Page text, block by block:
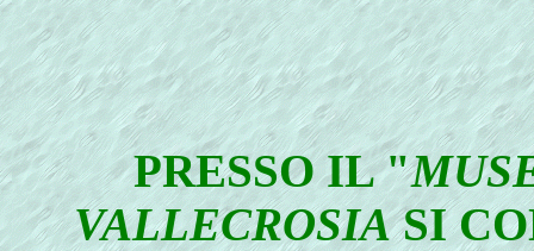
PRESSO IL "
VALLECROSIASI